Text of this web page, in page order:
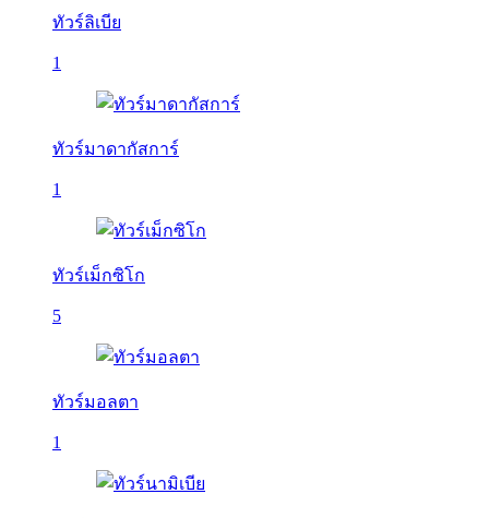
ทัวร์ลิเบีย
1
ทัวร์มาดากัสการ์
1
ทัวร์เม็กซิโก
5
ทัวร์มอลตา
1